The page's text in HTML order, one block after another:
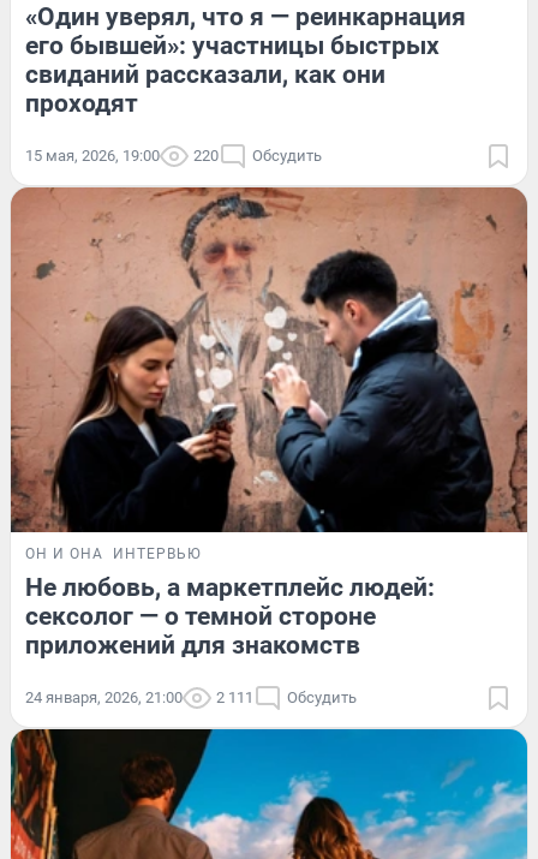
«Один уверял, что я — реинкарнация
его бывшей»: участницы быстрых
свиданий рассказали, как они
проходят
15 мая, 2026, 19:00 220 Обсудить
ОН И ОНА ИНТЕРВЬЮ
Не любовь, а маркетплейс людей:
сексолог — о темной стороне
приложений для знакомств
24 января, 2026, 21:00 2 111 Обсудить